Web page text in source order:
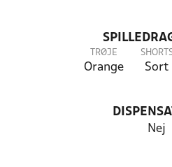
TRØJE
Orange Sort
Nej